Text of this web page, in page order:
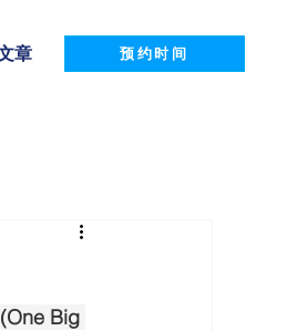
章 预约时间
Big